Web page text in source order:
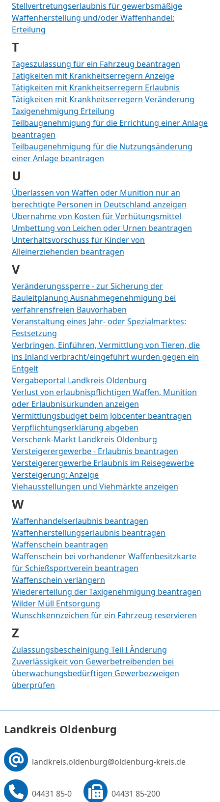
Stellvertretungserlaubnis für gewerbsmäßige
Waffenherstellung und/oder Waffenhandel:
Erteilung
T
Tageszulassung für ein Fahrzeug beantragen
Tätigkeiten mit Krankheitserregern Anzeige
Tätigkeiten mit Krankheitserregern Erlaubnis
Tätigkeiten mit Krankheitserregern Veränderung
Taxigenehmigung Erteilung
Teilbaugenehmigung für die Errichtung einer Anlage
beantragen
Teilbaugenehmigung für die Nutzungsänderung
einer Anlage beantragen
U
Überlassen von Waffen oder Munition nur an
berechtigte Personen in Deutschland anzeigen
Übernahme von Kosten für Verhütungsmittel
Umbettung von Leichen oder Urnen beantragen
Unterhaltsvorschuss für Kinder von
Alleinerziehenden beantragen
V
Veränderungssperre - zur Sicherung der
Bauleitplanung Ausnahmegenehmigung bei
verfahrensfreien Bauvorhaben
Veranstaltung eines Jahr- oder Spezialmarktes:
Festsetzung
Verbringen, Einführen, Vermittlung von Tieren, die
ins Inland verbracht/eingeführt wurden gegen ein
Entgelt
Vergabeportal Landkreis Oldenburg
Verlust von erlaubnispflichtigen Waffen, Munition
oder Erlaubnisurkunden anzeigen
Vermittlungsbudget beim Jobcenter beantragen
Verpflichtungserklärung abgeben
Verschenk-Markt Landkreis Oldenburg
Versteigerergewerbe - Erlaubnis beantragen
Versteigerergewerbe Erlaubnis im Reisegewerbe
Versteigerung: Anzeige
Viehausstellungen und Viehmärkte anzeigen
W
Waffenhandelserlaubnis beantragen
Waffenherstellungserlaubnis beantragen
Waffenschein beantragen
Waffenschein bei vorhandener Waffenbesitzkarte
für Schießsportverein beantragen
Waffenschein verlängern
Wiedererteilung der Taxigenehmigung beantragen
Wilder Müll Entsorgung
Wunschkennzeichen für ein Fahrzeug reservieren
Z
Zulassungsbescheinigung Teil I Änderung
Zuverlässigkeit von Gewerbetreibenden bei
überwachungsbedürftigen Gewerbezweigen
überprüfen
Landkreis Oldenburg
landkreis.oldenburg@oldenburg-kreis.de
04431 85-0 04431 85-200